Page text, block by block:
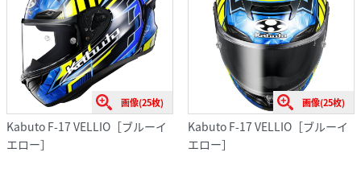
画像(25枚)
Kabuto F-17 VELLIO［ブルーイ
エロー］
画像(25枚)
Kabuto F-17 VELLIO［ブルーイ
エロー］